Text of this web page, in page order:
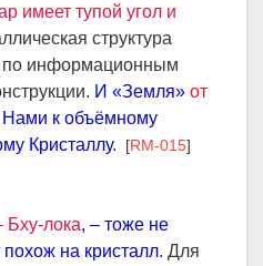
имеет тупой угол и
структура
по информационным
И «Земля» от
Нами к объёмному
Кристаллу. [RM-015]
лока, – тоже не
похож на кристалл. Для